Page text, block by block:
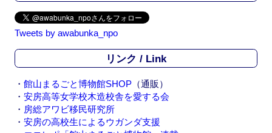
Tweets by awabunka_npo
リンク / Link
・ 館山まるごと博物館SHOP （通販）
・ 安房高等女学校木造校舎を愛する会
・ 房総アワビ移民研究所
・ 安房の高校生によるウガンダ支援